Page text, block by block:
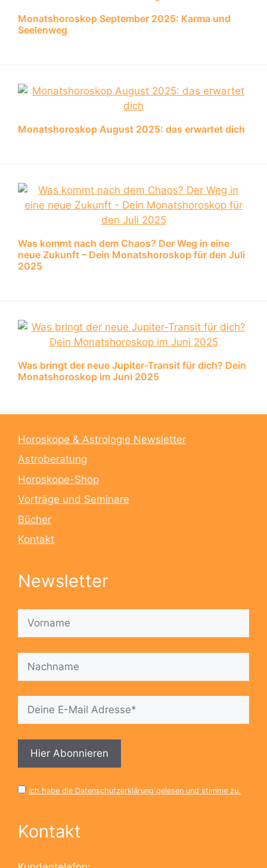
Monatshoroskop September 2025: Karma und
Seelenweg
Monatshoroskop August 2025: das erwartet dich
Was kommt nach dem Chaos? Der Weg in eine
neue Zukunft – Dein Monatshoroskop für den Juli
2025
Was bringt der neue Jupiter-Transit für dich? Dein
Monatshoroskop im Juni 2025
Horoskope & Astrologie Newsletter
Astroberatung
Horoskope-Shop
Vorträge und Seminare
Bücher
Kontakt
Newsletter
Ich habe die Datenschutzerklärung gelesen und stimme zu.
Kontakt